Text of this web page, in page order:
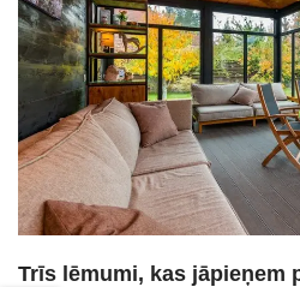
Trīs lēmumi, kas jāpieņem